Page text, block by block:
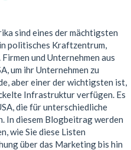
sind eines der mächtigsten
politisches Kraftzentrum,
und Unternehmen aus
um ihr Unternehmen zu
aber einer der wichtigsten ist,
Infrastruktur verfügen. Es
die für unterschiedliche
In diesem Blogbeitrag werden
wie Sie diese Listen
über das Marketing bis hin